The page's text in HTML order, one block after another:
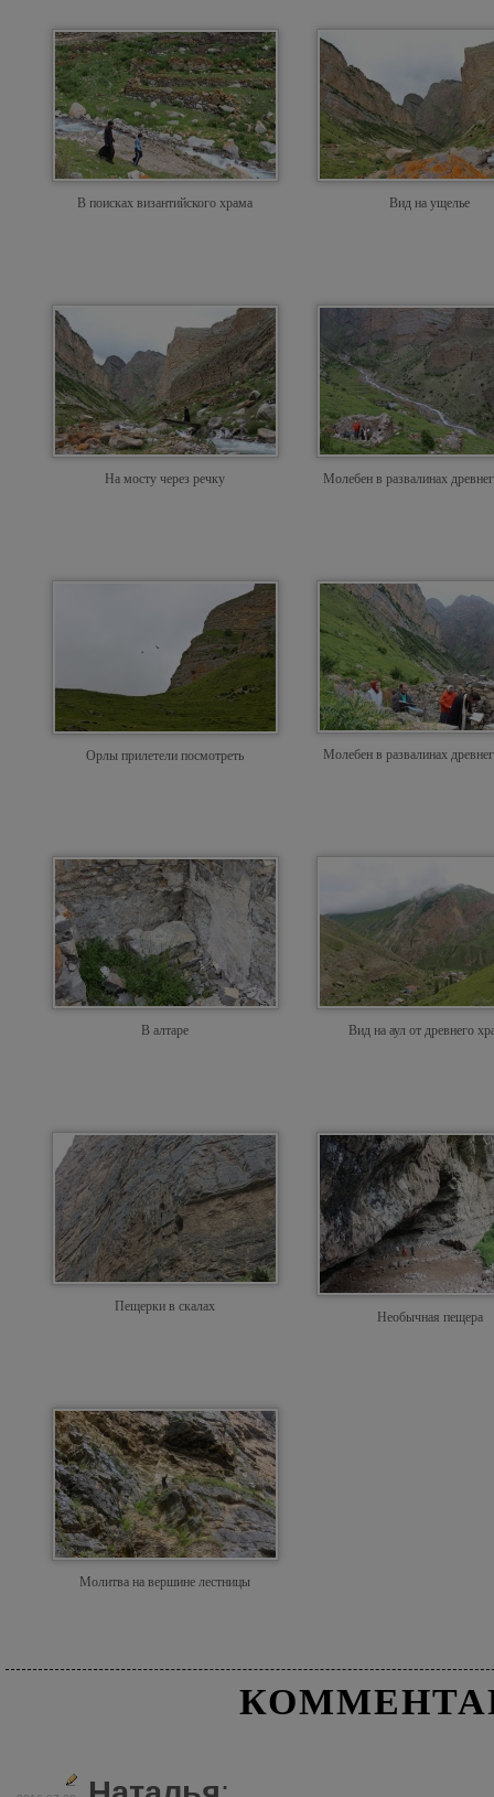
В поисках византийского храма Вид на ущелье
На мосту через речку Молебен в развалинах
Орлы прилетели посмотреть Молебен в развалинах
В алтаре Вид на аул от древнего
Пещерки в скалах
Необычная пещера
Молитва на вершине лестницы